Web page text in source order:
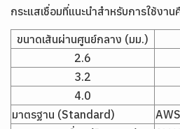
กระแสเชื่อมที่แนะนำสำหรับการใช้งา
ขนาดเส้นผ่านศูนย์กลาง (มม.)
2.6
3.2
4.0
มาตรฐาน (Standard)